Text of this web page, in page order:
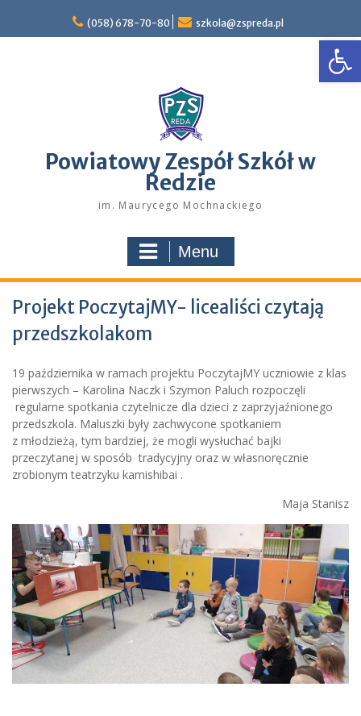
content
(058) 678-70-80 szkola@zspreda.pl
Powiatowy Zespół Szkół w
Redzie
im. Maurycego Mochnackiego
Menu
Projekt PoczytajMY- licealiści czytają
przedszkolakom
19 października w ramach projektu PoczytajMY uczniowie z klas
pierwszych – Karolina Naczk i Szymon Paluch rozpoczęli
regularne spotkania czytelnicze dla dzieci z zaprzyjaźnionego
przedszkola. Maluszki były zachwycone spotkaniem
z młodzieżą, tym bardziej, że mogli wysłuchać bajki
przeczytanej w sposób tradycyjny oraz w własnoręcznie
zrobionym teatrzyku kamishibai .
Maja Stanisz